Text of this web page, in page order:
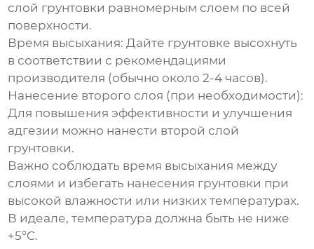
слой грунтовки равномерным слоем по всей
поверхности.
Время высыхания: Дайте грунтовке высохнуть
в соответствии с рекомендациями
производителя (обычно около 2-4 часов).
Нанесение второго слоя (при необходимости):
Для повышения эффективности и улучшения
адгезии можно нанести второй слой
грунтовки.
Важно соблюдать время высыхания между
слоями и избегать нанесения грунтовки при
высокой влажности или низких температурах.
В идеале, температура должна быть не ниже
+5°C.